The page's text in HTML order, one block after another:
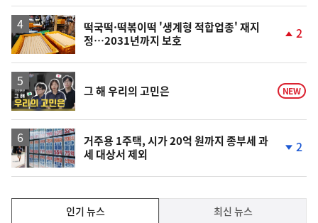
일
떡국떡·떡볶이떡 '생계형 적합업종' 재지
정…2031년까지 보호
상
승
2
영
상
그 해 우리의 고민은 NEW
거주용 1주택, 시가 20억 원까지 종부세 과
세 대상서 제외
하
락
2
인기 뉴스 최신 뉴스